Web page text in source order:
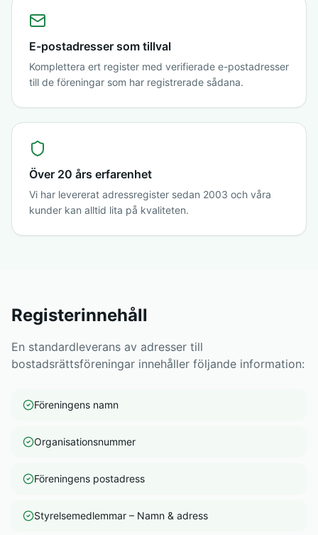
E-postadresser som tillval
Komplettera ert register med verifierade e-postadresser
till de föreningar som har registrerade sådana.
Över 20 års erfarenhet
Vi har levererat adressregister sedan 2003 och våra
kunder kan alltid lita på kvaliteten.
Registerinnehåll
En standardleverans av adresser till
bostadsrättsföreningar innehåller följande information:
Föreningens namn
Organisationsnummer
Föreningens postadress
Styrelsemedlemmar – Namn & adress